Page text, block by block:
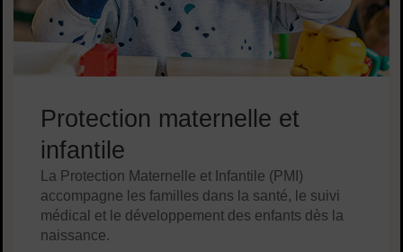
Protection maternelle et
infantile
La Protection Maternelle et Infantile (PMI)
accompagne les familles dans la santé, le suivi
médical et le développement des enfants dès la
naissance.